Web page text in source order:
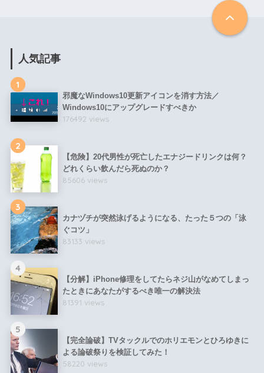
人気記事
1
邪魔なWindows10更新アイコンを消す方法／
Windows10にアップグレードすべきか
176492 views
2
【危険】20代男性が死亡したエナジードリンクは何？
どれくらい飲んだら死ぬのか？
85606 views
3
カナヅチが突然泳げるようになる、たった５つの「泳
ぐコツ」
83133 views
4
【分解】iPhone修理をしてたらネジ山がなめてしまっ
たときにあなたがするべき唯一の解決法
81391 views
5
【完全論破】TVタックルでのホリエモンとひろゆきに
よる論破祭りを検証してみた！
58220 views